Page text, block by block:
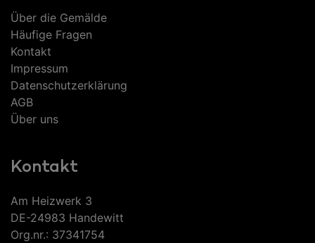
Über die Gemälde
Häufige Fragen
Kontakt
Impressum
Datenschutzerklärung
AGB
Über uns
Kontakt
Am Heizwerk 3
DE-24983 Handewitt
Org.nr.: 37341754